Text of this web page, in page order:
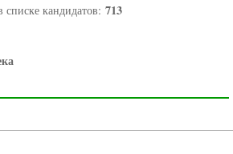
списке кандидатов: 713